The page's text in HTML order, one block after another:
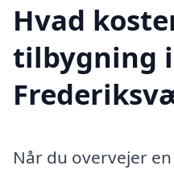
Hvad
tilbygning i
Når du overvejer en